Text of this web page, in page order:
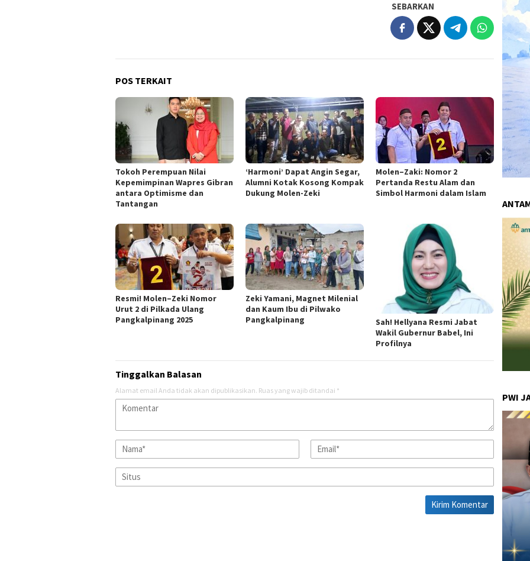
SEBARKAN
POS TERKAIT
Tokoh Perempuan Nilai
Kepemimpinan Wapres Gibran
antara Optimisme dan
Tantangan
‘Harmoni’ Dapat Angin Segar,
Alumni Kotak Kosong Kompak
Dukung Molen-Zeki
Molen–Zaki: Nomor 2
Pertanda Restu Alam dan
Simbol Harmoni dalam Islam
Resmi! Molen–Zeki Nomor
Urut 2 di Pilkada Ulang
Pangkalpinang 2025
Zeki Yamani, Magnet Milenial
dan Kaum Ibu di Pilwako
Pangkalpinang
Sah! Hellyana Resmi Jabat
Wakil Gubernur Babel, Ini
Profilnya
Tinggalkan Balasan
Alamat email Anda tidak akan dipublikasikan. Ruas yang wajib ditandai *
PWI